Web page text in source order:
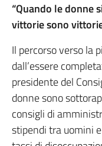
“Quando le donne
vittorie sono
Il percorso verso la
dall’essere
presidente del
donne sono
consigli di
stipendi tra uomini